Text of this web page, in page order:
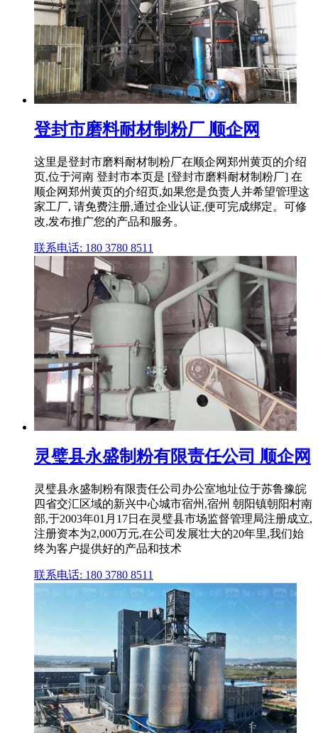
登封市磨料耐材制粉厂 顺企网
这里是登封市磨料耐材制粉厂在顺企网郑州黄页的介绍
页,位于河南 登封市本页是 [登封市磨料耐材制粉厂] 在
顺企网郑州黄页的介绍页,如果您是负责人并希望管理这
家工厂, 请免费注册,通过企业认证,便可完成绑定。可修
改,发布推广您的产品和服务。
联系电话: 180 3780 8511
灵璧县永盛制粉有限责任公司 顺企网
灵璧县永盛制粉有限责任公司办公室地址位于苏鲁豫皖
四省交汇区域的新兴中心城市宿州,宿州 朝阳镇朝阳村南
部,于2003年01月17日在灵璧县市场监督管理局注册成立,
注册资本为2,000万元,在公司发展壮大的20年里,我们始
终为客户提供好的产品和技术
联系电话: 180 3780 8511